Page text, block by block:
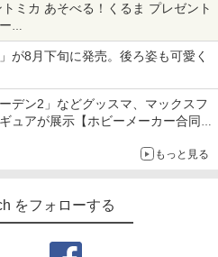
ミカ あそべる！くるま プレゼント
ならではの体験とコラボの楽しさを
が8月下旬に発売。後ろ姿も可愛く
やメーターなど4種がラインナップ
デン2」などグッスマ、マックスフ
ュアが展示【ホビーメーカー合同展
もっと見る
をフォローする